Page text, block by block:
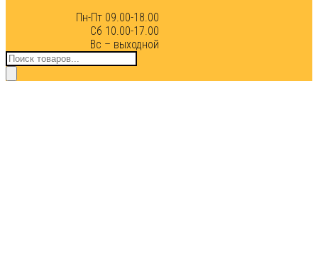
Пн-Пт 09.00-18.00
Сб 10.00-17.00
Вс – выходной
Поиск
товаров